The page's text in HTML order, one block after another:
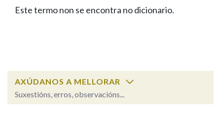
FIGURAS HOMENAXEADAS
PORTAL DAS PALABRAS
Facebook
TwitterYoutubeInstagram
Bluesky
BUSCAR NOS LEMAS
Remata por
Este termo non se encontra no dicionario.
AXÚDANOS A MELLORAR
Suxestións, erros, observacións...